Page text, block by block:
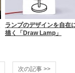
ランプのデザインを自在
描く「Draw Lamp」
次の記事 >>